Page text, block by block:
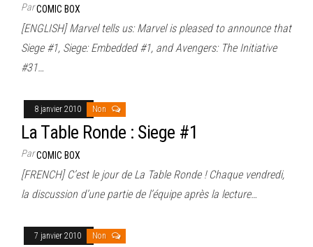
ParCOMIC BOX
[ENGLISH] Marvel tells us: Marvel is pleased to announce that
Siege #1, Siege: Embedded #1, and Avengers: The Initiative
#31…
8 janvier 2010 Non
La Table Ronde : Siege #1
ParCOMIC BOX
[FRENCH] C’est le jour de La Table Ronde ! Chaque vendredi,
la discussion d’une partie de l’équipe après la lecture…
7 janvier 2010 Non